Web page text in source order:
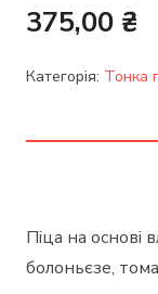
375,00 ₴
Категорія: Тонка
Піца на основі
болоньєзе,